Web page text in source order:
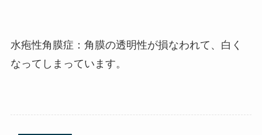
水疱性角膜症：角膜の透明性が損なわれて、白く
なってしまっています。